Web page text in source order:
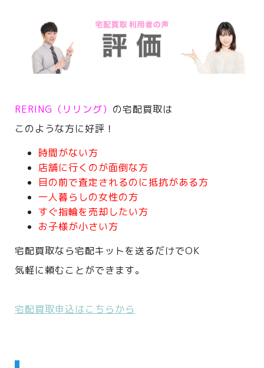
RERING（リリング） の宅配買取は
このような方に好評！
時間がない方
店舗に行くのが面倒な方
目の前で査定されるのに抵抗がある方
一人暮らしの女性の方
すぐ指輪を売却したい方
お子様が小さい方
宅配買取なら宅配キットを送るだけでOK
気軽に頼むことができます。
宅配買取申込はこちらから